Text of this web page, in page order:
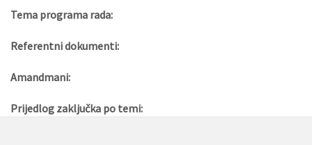
Tema programa rada:
Referentni dokumenti:
Amandmani:
Prijedlog zaključka po temi: